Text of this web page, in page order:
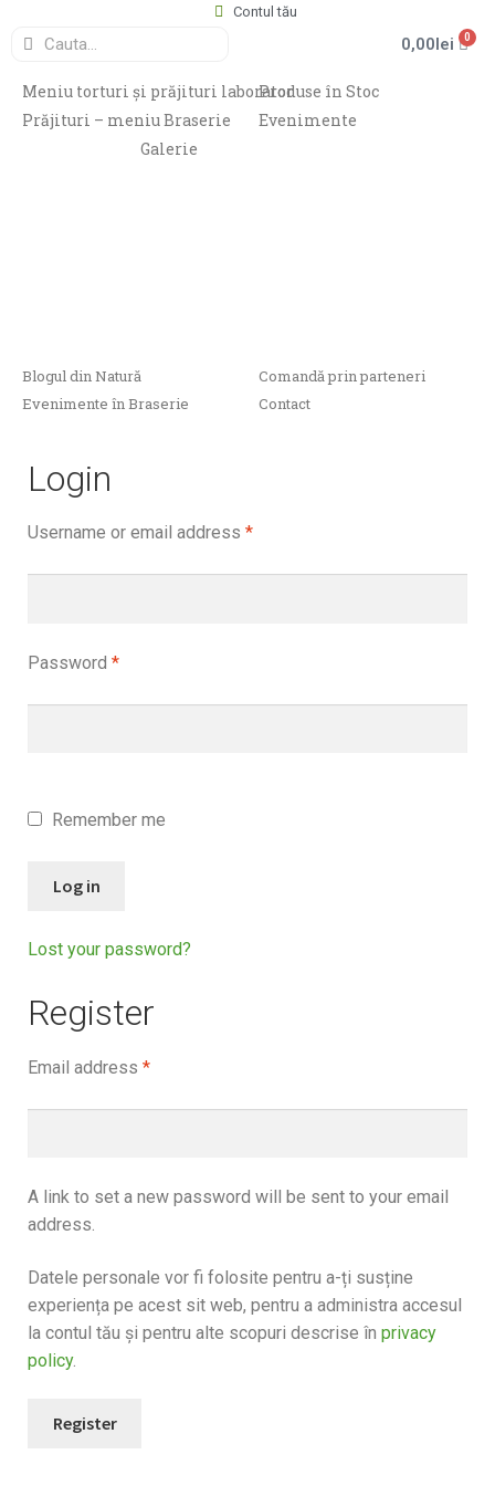
Contul tău
0,00lei 0
Meniu torturi și prăjituri laboratorProduse în Stoc
Prăjituri – meniu Braserie
Evenimente
Galerie
Blogul din Natură
Comandă prin parteneri
Evenimente în Braserie
Contact
Login
Username or email address *
Password *
Remember me
Log in
Lost your password?
Register
Email address *
A link to set a new password will be sent to your email
address.
Datele personale vor fi folosite pentru a-ți susține
experiența pe acest sit web, pentru a administra accesul
la contul tău și pentru alte scopuri descrise în privacy
policy.
Register